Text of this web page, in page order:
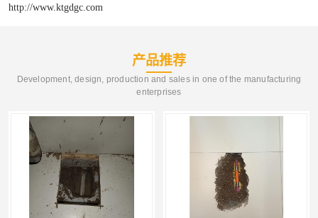
http://www.ktgdgc.com
产品推荐
Development, design, production and sales in one of the manufacturing
enterprises